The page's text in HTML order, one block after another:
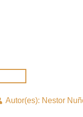
Autor(es): Nestor